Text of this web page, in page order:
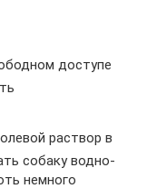
доступе
раствор в
собаку водно-
немного